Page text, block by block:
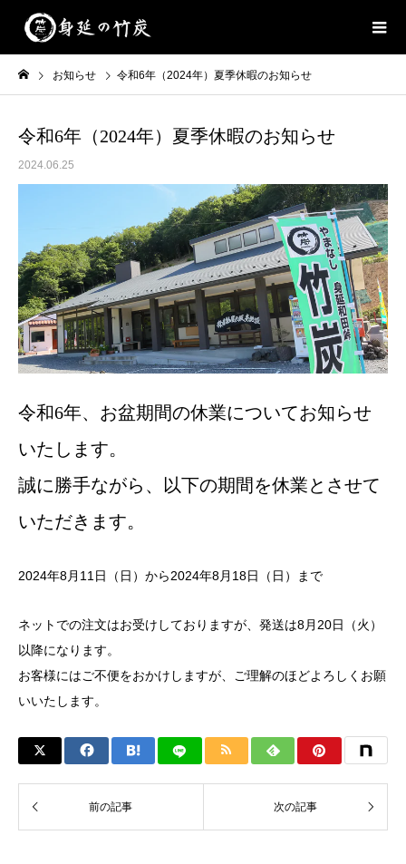
お知らせ 令和6年（2024年）夏季休暇のお知らせ
令和6年（2024年）夏季休暇のお知らせ
2024.06.25
令和6年、お盆期間の休業についてお知らせ
いたします。
誠に勝手ながら、以下の期間を休業とさせて
いただきます。
2024年8月11日（日）から2024年8月18日（日）まで
ネットでの注文はお受けしておりますが、発送は8月20日（火）
以降になります。
お客様にはご不便をおかけしますが、ご理解のほどよろしくお願
いいたします。